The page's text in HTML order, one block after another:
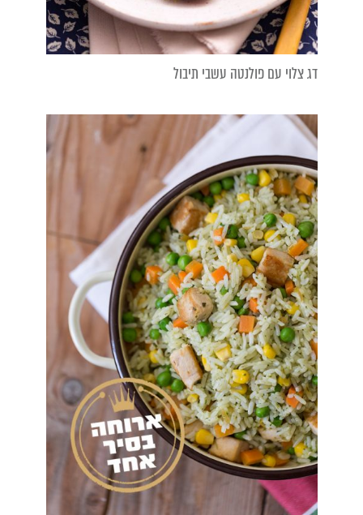
דג צלוי עם פולנטה עשבי תיבול